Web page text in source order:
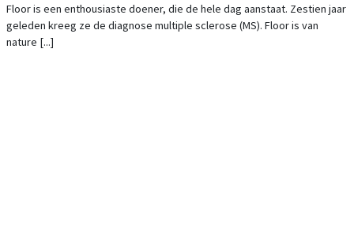
Floor is een enthousiaste doener, die de hele dag aanstaat. Zestien jaar
geleden kreeg ze de diagnose multiple sclerose (MS). Floor is van
nature [...]